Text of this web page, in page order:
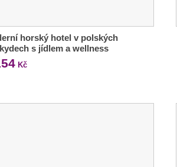
horský hotel v polských
s jídlem a wellness
Kč